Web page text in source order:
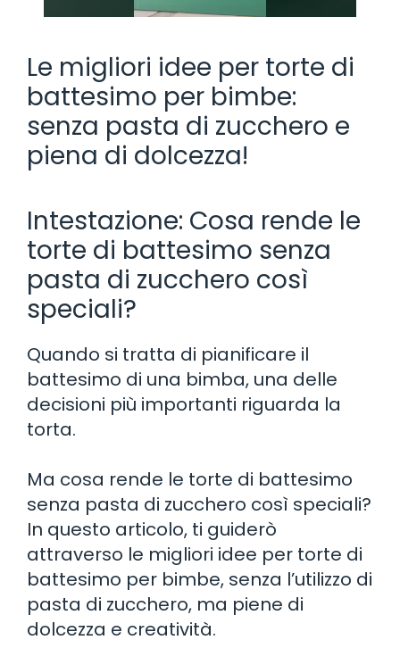
Le migliori idee per torte di
battesimo per bimbe:
senza pasta di zucchero e
piena di dolcezza!
Intestazione: Cosa rende le
torte di battesimo senza
pasta di zucchero così
speciali?
Quando si tratta di pianificare il
battesimo di una bimba, una delle
decisioni più importanti riguarda la
torta.
Ma cosa rende le torte di battesimo
senza pasta di zucchero così speciali?
In questo articolo, ti guiderò
attraverso le migliori idee per torte di
battesimo per bimbe, senza l’utilizzo di
pasta di zucchero, ma piene di
dolcezza e creatività.